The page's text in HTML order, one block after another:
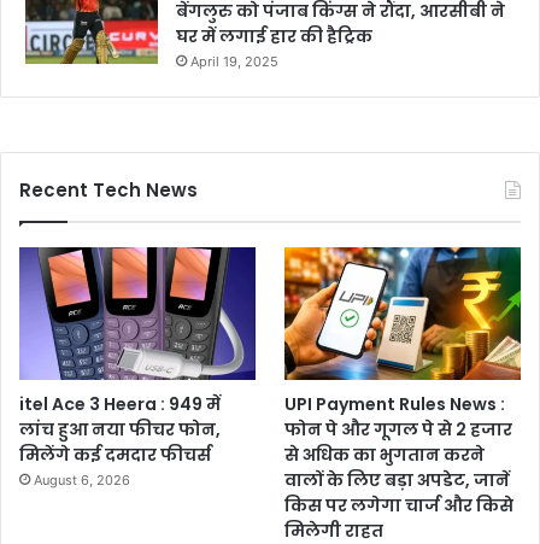
बेंगलुरु को पंजाब किंग्स ने रौंदा, आरसीबी ने
घर में लगाई हार की हैट्रिक
April 19, 2025
Recent Tech News
itel Ace 3 Heera : 949 में
लांच हुआ नया फीचर फोन,
मिलेंगे कई दमदार फीचर्स
August 6, 2026
UPI Payment Rules News :
फोन पे और गूगल पे से 2 हजार
से अधिक का भुगतान करने
वालों के लिए बड़ा अपडेट, जानें
किस पर लगेगा चार्ज और किसे
मिलेगी राहत